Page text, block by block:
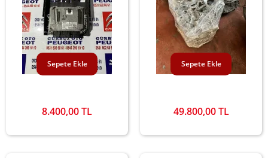
8.400,00 TL
Sepete Ekle
49.800,00 TL
Sepete Ekle